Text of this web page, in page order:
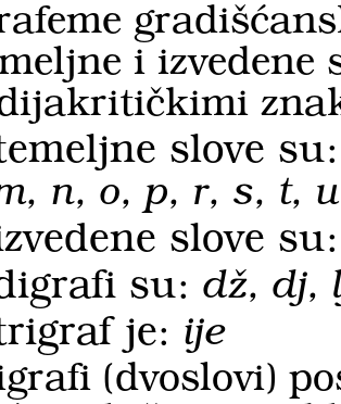
i izvedene
slove
n, o, p, r, s, t,
slove
su:dž, dj,
je: ije
(dvoslovi)